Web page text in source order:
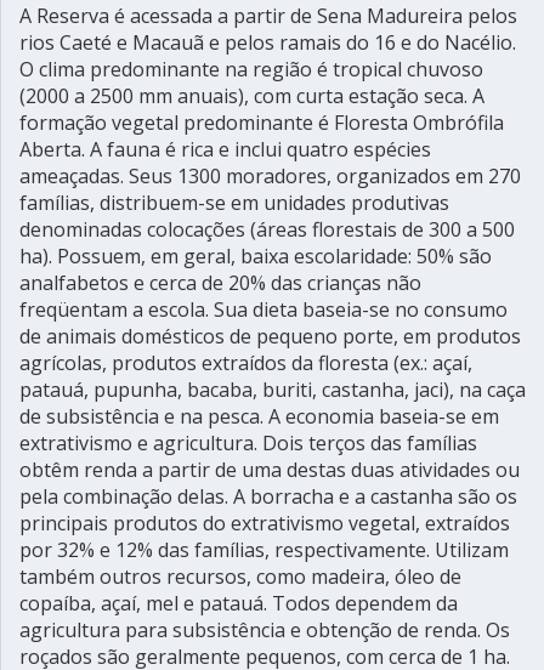
A Reserva é acessada a partir de Sena Madureira pelos
rios Caeté e Macauã e pelos ramais do 16 e do Nacélio.
O clima predominante na região é tropical chuvoso
(2000 a 2500 mm anuais), com curta estação seca. A
formação vegetal predominante é Floresta Ombrófila
Aberta. A fauna é rica e inclui quatro espécies
ameaçadas. Seus 1300 moradores, organizados em 270
famílias, distribuem-se em unidades produtivas
denominadas colocações (áreas florestais de 300 a 500
ha). Possuem, em geral, baixa escolaridade: 50% são
analfabetos e cerca de 20% das crianças não
freqüentam a escola. Sua dieta baseia-se no consumo
de animais domésticos de pequeno porte, em produtos
agrícolas, produtos extraídos da floresta (ex.: açaí,
patauá, pupunha, bacaba, buriti, castanha, jaci), na caça
de subsistência e na pesca. A economia baseia-se em
extrativismo e agricultura. Dois terços das famílias
obtêm renda a partir de uma destas duas atividades ou
pela combinação delas. A borracha e a castanha são os
principais produtos do extrativismo vegetal, extraídos
por 32% e 12% das famílias, respectivamente. Utilizam
também outros recursos, como madeira, óleo de
copaíba, açaí, mel e patauá. Todos dependem da
agricultura para subsistência e obtenção de renda. Os
roçados são geralmente pequenos, com cerca de 1 ha.